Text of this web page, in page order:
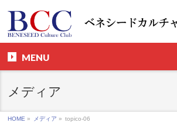
MENU
メディア
HOME » メディア » topico-06